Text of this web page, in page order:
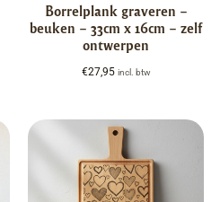
Borrelplank graveren –
beuken – 33cm x 16cm – zelf
ontwerpen
€27,95 incl. btw